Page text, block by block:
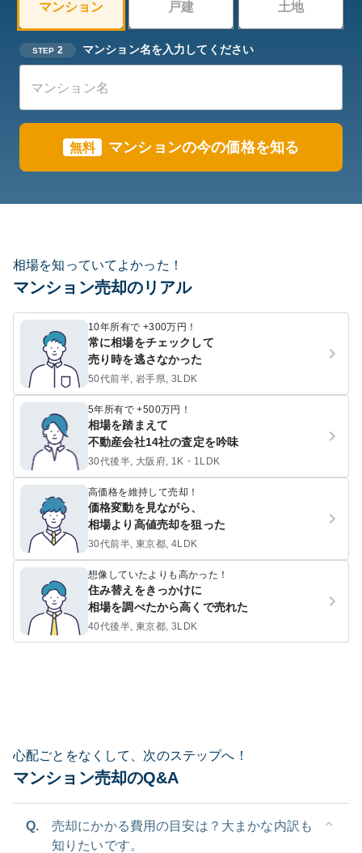
マンション 戸建 土地
STEP 2 マンション名を入力してください
無料 マンションの今の価格を知る
相場を知っていてよかった！
マンション売却のリアル
10年所有で +300万円！
常に相場をチェックして
売り時を逃さなかった
50代前半, 岩手県, 3LDK
5年所有で +500万円！
相場を踏まえて
不動産会社14社の査定を吟味
30代後半, 大阪府, 1K・1LDK
高価格を維持して売却！
価格変動を見ながら、
相場より高値売却を狙った
30代前半, 東京都, 4LDK
想像していたよりも高かった！
住み替えをきっかけに
相場を調べたから高くで売れた
40代後半, 東京都, 3LDK
心配ごとをなくして、次のステップへ！
マンション売却のQ&A
Q.
売却にかかる費用の目安は？大まかな内訳も
知りたいです。